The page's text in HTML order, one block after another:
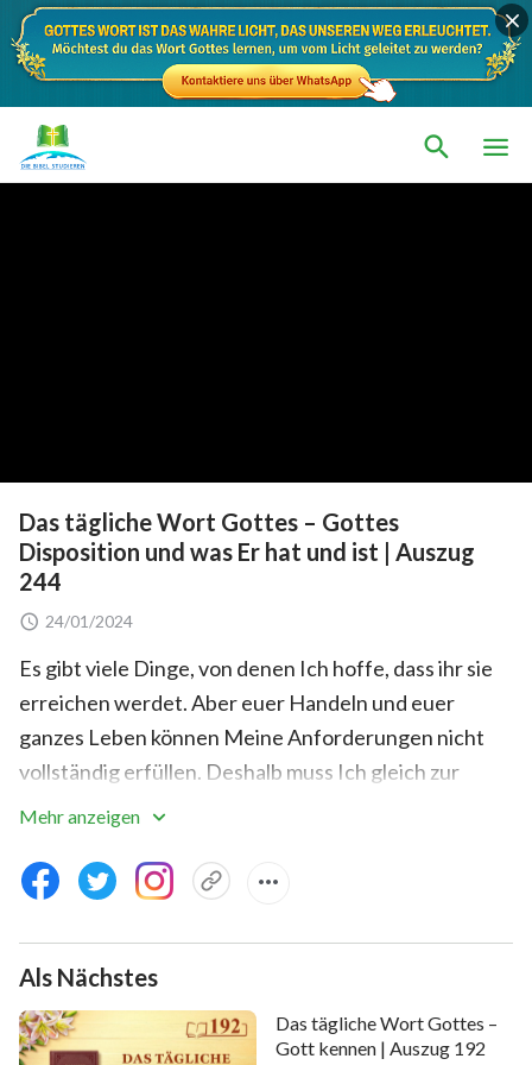
Das tägliche Wort Gottes – Gottes
Disposition und was Er hat und ist | Auszug
244
24/01/2024
Es gibt viele Dinge, von denen Ich hoffe, dass ihr sie
erreichen werdet. Aber euer Handeln und euer
ganzes Leben können Meine Anforderungen nicht
vollständig erfüllen. Deshalb muss Ich gleich zur
Sache kommen und euch Mein Herz und Meine
eure Fähigkeiten der Urteilskraft und der
Wertschätzung sehr gering sind, seid ihr fast völlig
unwissend, was Meine Disposition und Meine
Wesenheit betrifft, und somit ist es dringend
notwendig, dass Ich euch davon in Kenntnis setze.
Ganz gleich, wie viel du vorher verstanden hast oder
Mehr anzeigen
Als Nächstes
Das tägliche Wort Gottes –
Gott kennen | Auszug 192